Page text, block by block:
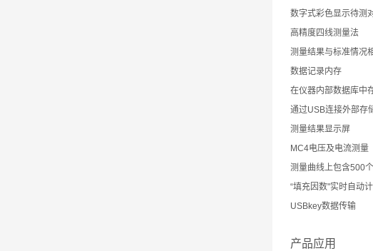
数字式彩色显示待测
高精度四线测量法
测量结果与标准情况
数据记录内存
在仪器内部数据库中
通过USB连接外部存
测量结果显示屏
MC4电压及电流测量
测量曲线上包含500
“填充因数"实时自动
USBkey数据传输
产品应用